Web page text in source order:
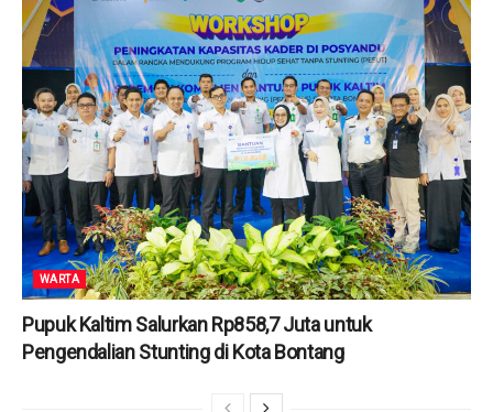
WARTA
Pupuk Kaltim Salurkan Rp858,7 Juta untuk
Pengendalian Stunting di Kota Bontang